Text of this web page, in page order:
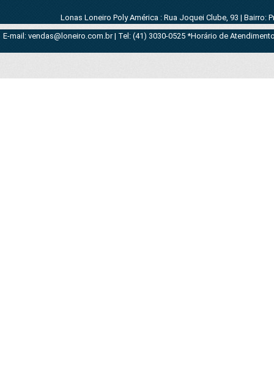
Lonas Loneiro Poly América : Rua Joquei Clube, 93 | Bairro:
E-mail: vendas@loneiro.com.br | Tel: (41) 3030-0525 *Horário de